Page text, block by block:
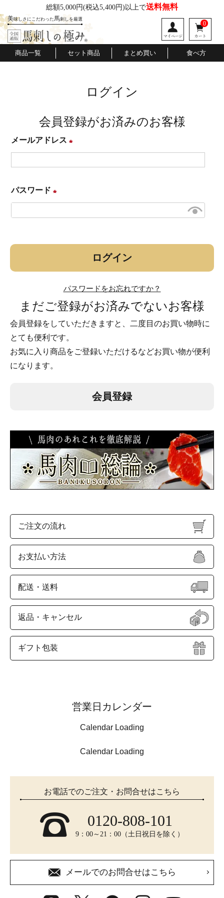
総額5,000円(税込5,400円)以上で送料無料
美味しさにこだわった 馬刺しを厳選
0
商品一覧 セット商品 まとめ買い 食べ方
ログイン
会員登録がお済みのお客様
メールアドレス
パスワード
ログイン
パスワードをお忘れですか？
まだご登録がお済みでないお客様
会員登録をしていただきますと、二度目のお買い物時に
とても便利です。
お気に入り商品をご登録いただけるなどお買い物が便利
になります。
会員登録
ご注文の流れ
お支払い方法
配送・送料
返品・キャンセル
ギフト包装
営業日カレンダー
Calendar Loading
Calendar Loading
お電話でのご注文・お問合せはこちら
0120-808-101
9：00～21：00（土日祝日を除く）
メールでのお問合せはこちら